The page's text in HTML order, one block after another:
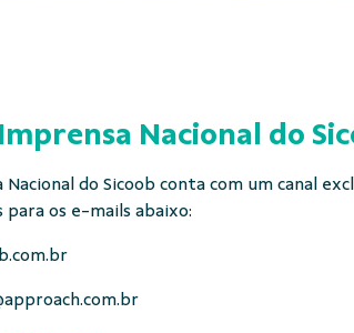
Nacional do
Nacional do Sicoob conta com um canal
para os e-mails abaixo: